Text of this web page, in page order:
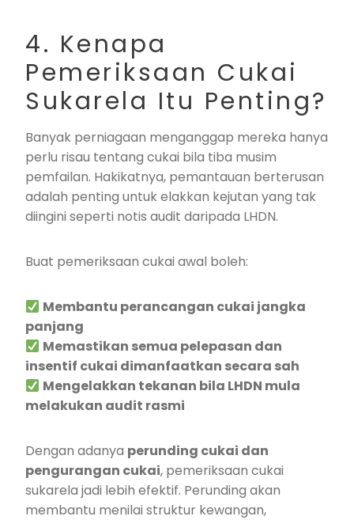
4. Kenapa
Pemeriksaan Cukai
Sukarela Itu Penting?
Banyak perniagaan menganggap mereka hanya
perlu risau tentang cukai bila tiba musim
pemfailan. Hakikatnya, pemantauan berterusan
adalah penting untuk elakkan kejutan yang tak
diingini seperti notis audit daripada LHDN.
Buat pemeriksaan cukai awal boleh:
Membantu perancangan cukai jangka
panjang
Memastikan semua pelepasan dan
insentif cukai dimanfaatkan secara sah
Mengelakkan tekanan bila LHDN mula
melakukan audit rasmi
Dengan adanya perunding cukai dan
pengurangan cukai, pemeriksaan cukai
sukarela jadi lebih efektif. Perunding akan
membantu menilai struktur kewangan,